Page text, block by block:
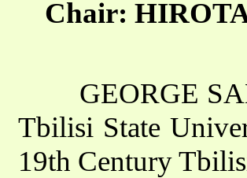
Chair:
GEORGE
Tbilisi State
19th Century